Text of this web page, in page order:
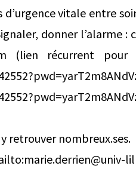
d’urgence vitale entre
donner l’alarme :
(lien récurrent
retrouver nombreux.ses.